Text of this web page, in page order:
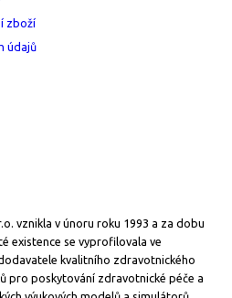
zboží
údajů
vznikla v únoru roku 1993 a za dobu
existence se vyprofilovala ve
kvalitního zdravotnického
pro poskytování zdravotnické péče a